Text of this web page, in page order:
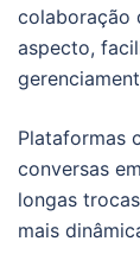
colaboração
aspecto,
Plataformas
conversas
longas
mais